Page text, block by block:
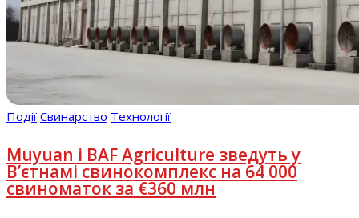
Події Свинарство Технології
Muyuan і BAF Agriculture зведуть у
В’єтнамі свинокомплекс на 64 000
свиноматок за €360 млн